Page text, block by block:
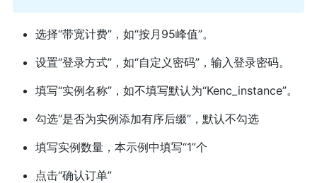
选择“带宽计费”，如“按月95峰值”。
设置“登录方式”，如“自定义密码”，输入登录密码。
填写“实例名称”，如不填写默认为“Kenc_instance”。
勾选“是否为实例添加有序后缀”，默认不勾选
填写实例数量，本示例中填写“1”个
点击“确认订单”